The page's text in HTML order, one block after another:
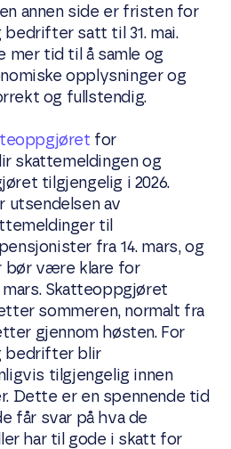
annen side er fristen for
satt til 31. mai.
tid til å samle og
opplysninger og
og fullstendig.
for
skattemeldingen og
tilgjengelig i 2026.
utsendelsen av
til
fra 14. mars, og
bør være klare for
mars. Skatteoppgjøret
sommeren, normalt fra
gjennom høsten. For
bedrifter blir
tilgjengelig innen
Dette er en spennende tid
får svar på hva de
har til gode i skatt for